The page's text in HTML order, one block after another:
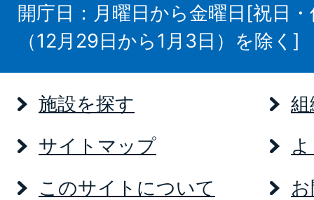
開庁日：月曜日から金曜日[祝日
（12月29日から1月3日）を除く]
施設を探す
サイトマップ
このサイトについて